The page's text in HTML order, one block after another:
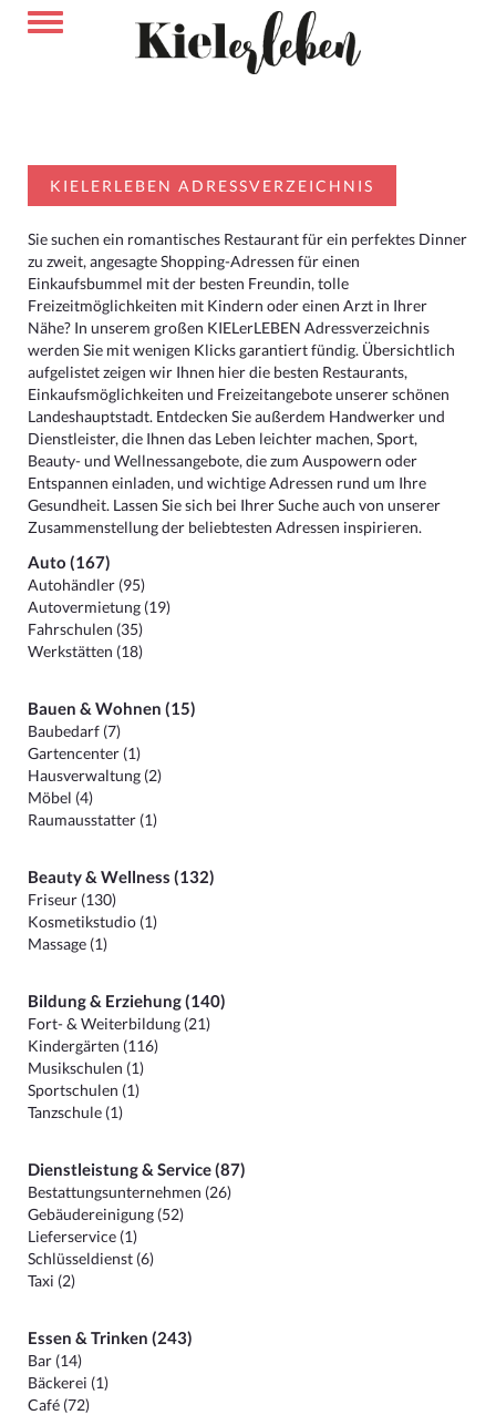
KIELERLEBEN ADRESSVERZEICHNIS
Sie suchen ein romantisches Restaurant für ein perfektes Dinner
zu zweit, angesagte Shopping-Adressen für einen
Einkaufsbummel mit der besten Freundin, tolle
Freizeitmöglichkeiten mit Kindern oder einen Arzt in Ihrer
Nähe? In unserem großen KIELerLEBEN Adressverzeichnis
werden Sie mit wenigen Klicks garantiert fündig. Übersichtlich
aufgelistet zeigen wir Ihnen hier die besten Restaurants,
Einkaufsmöglichkeiten und Freizeitangebote unserer schönen
Landeshauptstadt. Entdecken Sie außerdem Handwerker und
Dienstleister, die Ihnen das Leben leichter machen, Sport,
Beauty- und Wellnessangebote, die zum Auspowern oder
Entspannen einladen, und wichtige Adressen rund um Ihre
Gesundheit. Lassen Sie sich bei Ihrer Suche auch von unserer
Zusammenstellung der beliebtesten Adressen inspirieren.
Auto (167)
Autohändler (95)
Autovermietung (19)
Fahrschulen (35)
Werkstätten (18)
Bauen & Wohnen (15)
Baubedarf (7)
Gartencenter (1)
Hausverwaltung (2)
Möbel (4)
Raumausstatter (1)
Beauty & Wellness (132)
Friseur (130)
Kosmetikstudio (1)
Massage (1)
Bildung & Erziehung (140)
Fort- & Weiterbildung (21)
Kindergärten (116)
Musikschulen (1)
Sportschulen (1)
Tanzschule (1)
Dienstleistung & Service (87)
Bestattungsunternehmen (26)
Gebäudereinigung (52)
Lieferservice (1)
Schlüsseldienst (6)
Taxi (2)
Essen & Trinken (243)
Bar (14)
Bäckerei (1)
Café (72)